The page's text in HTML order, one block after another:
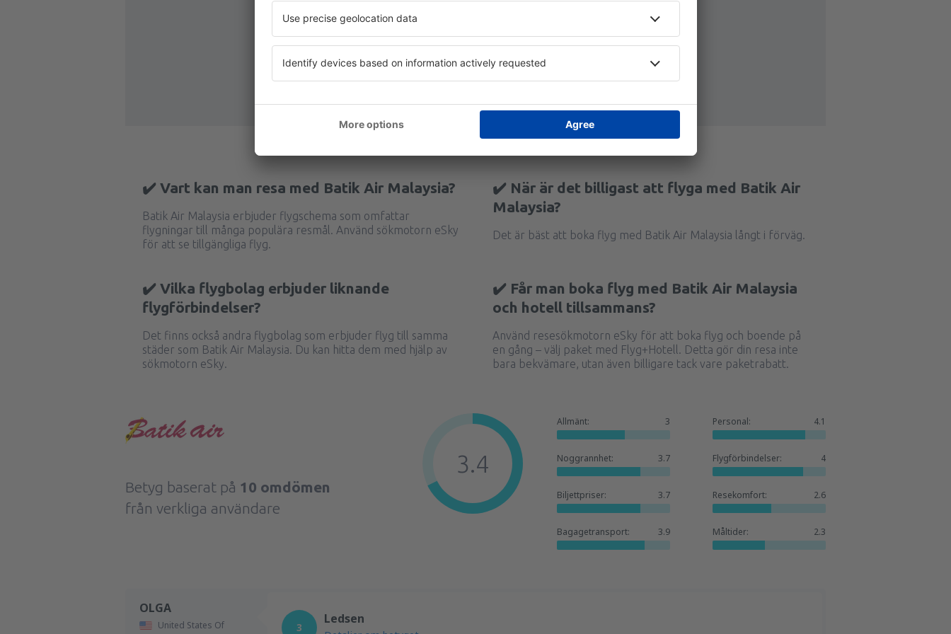
✔️ Vart kan man resa med Batik Air Malaysia?
Batik Air Malaysia erbjuder flygschema som omfattar
flygningar till många populära resmål. Använd sökmotorn eSky
för att se tillgängliga flyg.
✔️ När är det billigast att flyga med Batik Air
Malaysia?
Det är bäst att boka flyg med Batik Air Malaysia långt i förväg.
✔️ Vilka flygbolag erbjuder liknande
flygförbindelser?
Det finns också andra flygbolag som erbjuder flyg till samma
städer som Batik Air Malaysia. Du kan hitta dem med hjälp av
sökmotorn eSky.
✔️ Får man boka flyg med Batik Air Malaysia
och hotell tillsammans?
Använd resesökmotorn eSky för att boka flyg och boende på
en gång – välj paket med Flyg+Hotell. Detta gör din resa inte
bara bekvämare, utan även billigare tack vare paketrabatt.
Betyg baserat på 10 omdömen
från verkliga användare
Allmänt: 3 Personal: 4.1
Noggrannhet: 3.7 Flygförbindelser: 4
Biljettpriser: 3.7 Resekomfort: 2.6
Bagagetransport: 3.9 Måltider: 2.3
3.4
OLGA
United States Of
3
Ledsen